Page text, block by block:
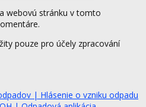
webovú stránku v tomto
pouze pro účely zpracování